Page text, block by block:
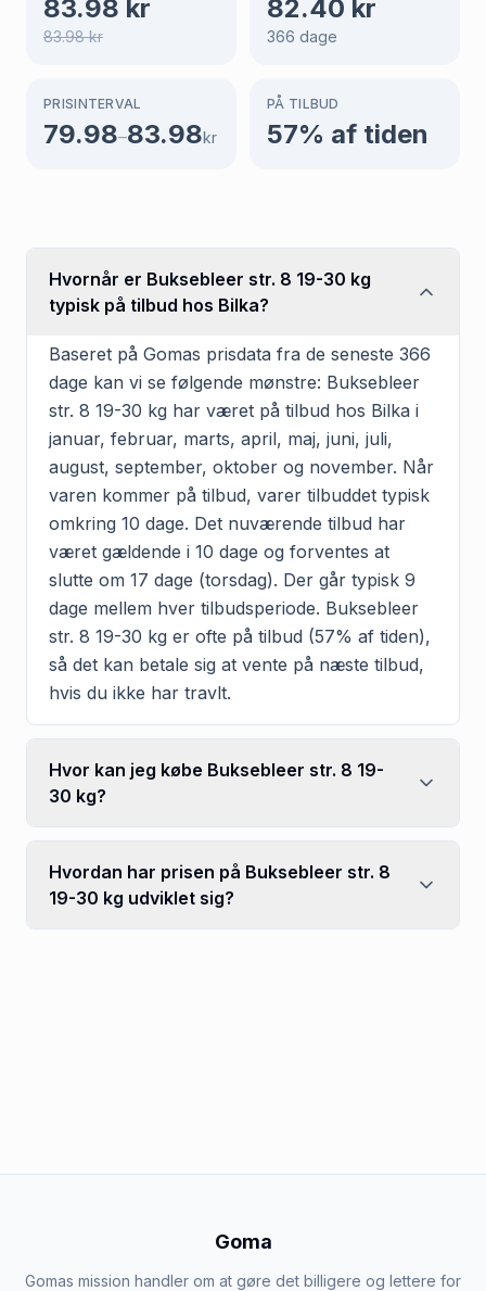
83.98 kr
83.98kr
82.40 kr
366 dage
PRISINTERVAL
79.98–83.98kr
PÅ TILBUD
57% af tiden
Hvornår er Buksebleer str. 8 19-30 kg
typisk på tilbud hos Bilka?
Baseret på Gomas prisdata fra de seneste 366
dage kan vi se følgende mønstre: Buksebleer
str. 8 19-30 kg har været på tilbud hos Bilka i
januar, februar, marts, april, maj, juni, juli,
august, september, oktober og november. Når
varen kommer på tilbud, varer tilbuddet typisk
omkring 10 dage. Det nuværende tilbud har
været gældende i 10 dage og forventes at
slutte om 17 dage (torsdag). Der går typisk 9
dage mellem hver tilbudsperiode. Buksebleer
str. 8 19-30 kg er ofte på tilbud (57% af tiden),
så det kan betale sig at vente på næste tilbud,
hvis du ikke har travlt.
Hvor kan jeg købe Buksebleer str. 8 19-
30 kg?
Hvordan har prisen på Buksebleer str. 8
19-30 kg udviklet sig?
Goma
Gomas mission handler om at gøre det billigere og lettere for